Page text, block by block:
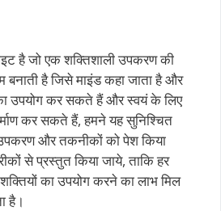
है जो एक शक्तिशाली उपकरण की
बनाती है जिसे माइंड कहा जाता है और
उपयोग कर सकते हैं और स्वयं के लिए
कर सकते हैं, हमने यह सुनिश्चित
और तकनीकों को पेश किया
से प्रस्तुत किया जाये, ताकि हर
शक्तियों का उपयोग करने का लाभ मिल
है।